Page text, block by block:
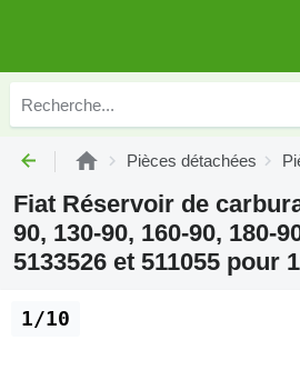
Pièces détachées
Fiat Réservoir de
90, 130-90, 160-90, 180-
5133526 et 511055 pour
1/10